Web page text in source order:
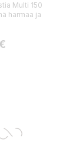
Multi 150
harmaa ja